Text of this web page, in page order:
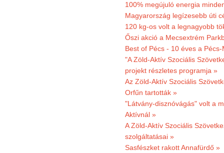
100% megújuló energia
Magyarország legízesebb úti
120 kg-os volt a legnagyobb
Őszi akció a Mecsextrém
Best of Pécs - 10 éves a
"A Zöld-Aktív Szociális
projekt részletes programja »
Az Zöld-Aktív Szociális
Orfűn tartották »
"Látvány-disznóvágás" volt a
Aktívnál »
A Zöld-Aktív Szociális
szolgáltatásai »
Sasfészket rakott Annafürdő »